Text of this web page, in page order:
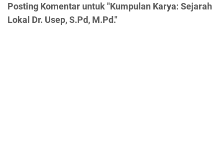
Posting Komentar untuk "Kumpulan Karya: Sejarah
Lokal Dr. Usep, S.Pd, M.Pd."